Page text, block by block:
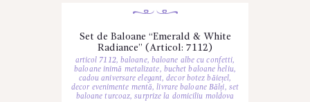
Set de Baloane “Emerald & White
Radiance” (Articol: 7112)
articol 7112, baloane, baloane albe cu confetti,
baloane inimă metalizate, buchet baloane heliu,
cadou aniversare elegant,decor botez băiețel,
decor evenimente mentă,livrare baloane Bălți, set
baloane turcoaz,surprize la domiciliu moldova